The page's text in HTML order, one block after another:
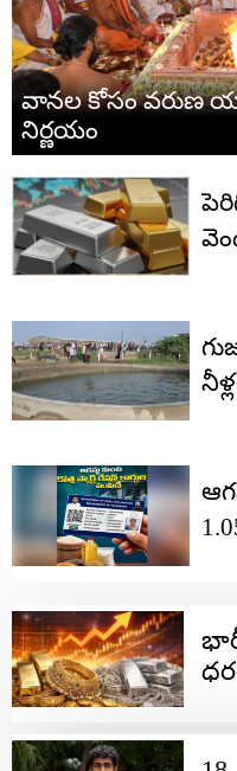
వానల కోసం వరుణ
నిర్ణయం